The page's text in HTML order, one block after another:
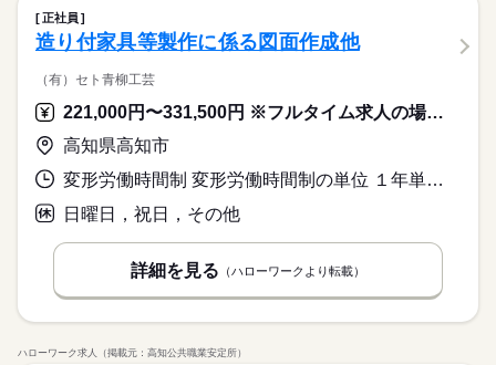
正社員
造り付家具等製作に係る図面作成他
（有）セト青柳工芸
221,000円〜331,500円 ※フルタイム求人の場合は月額（換算額）、パート求人の場合は時間額を表示しています。
高知県高知市
変形労働時間制 変形労働時間制の単位 １年単位 就業時間１ 8時00分〜17時00分 就業時間に関する特記事項 休憩時間は、お昼に１時間、午前・午後に１０分ずつあります。
日曜日，祝日，その他
詳細を見る （ハローワークより転載）
ハローワーク求人（掲載元：高知公共職業安定所）